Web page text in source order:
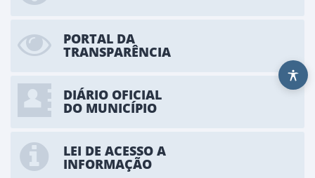
PORTAL DA
TRANSPARÊNCIA
DIÁRIO OFICIAL
DO MUNICÍPIO
LEI DE ACESSO A
INFORMAÇÃO